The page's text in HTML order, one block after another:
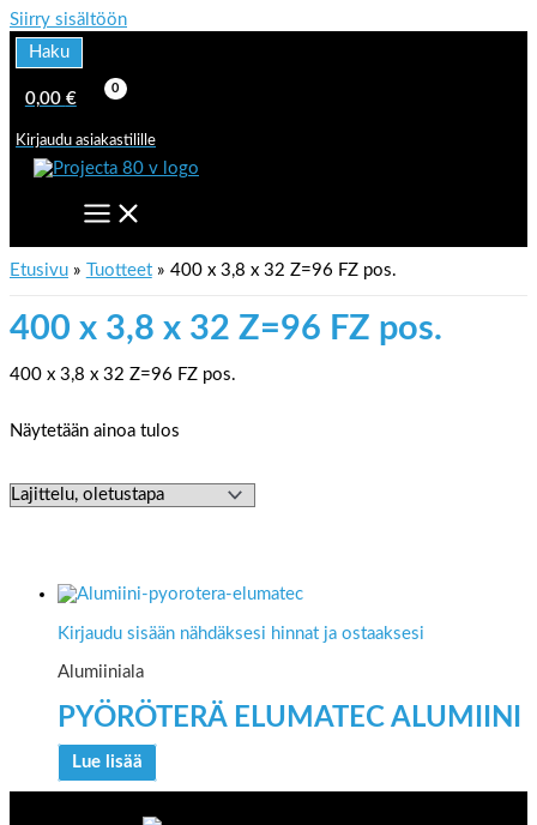
Siirry sisältöön
Haku
0,00 €
Kirjaudu asiakastilille
Etusivu Tuotteet 400 x 3,8 x 32 Z=96 FZ pos.
400 x 3,8 x 32 Z=96 FZ pos.
400 x 3,8 x 32 Z=96 FZ pos.
Näytetään ainoa tulos
Kirjaudu sisään nähdäksesi hinnat ja ostaaksesi
Alumiiniala
PYÖRÖTERÄ ELUMATEC ALUMIINI
Lue lisää